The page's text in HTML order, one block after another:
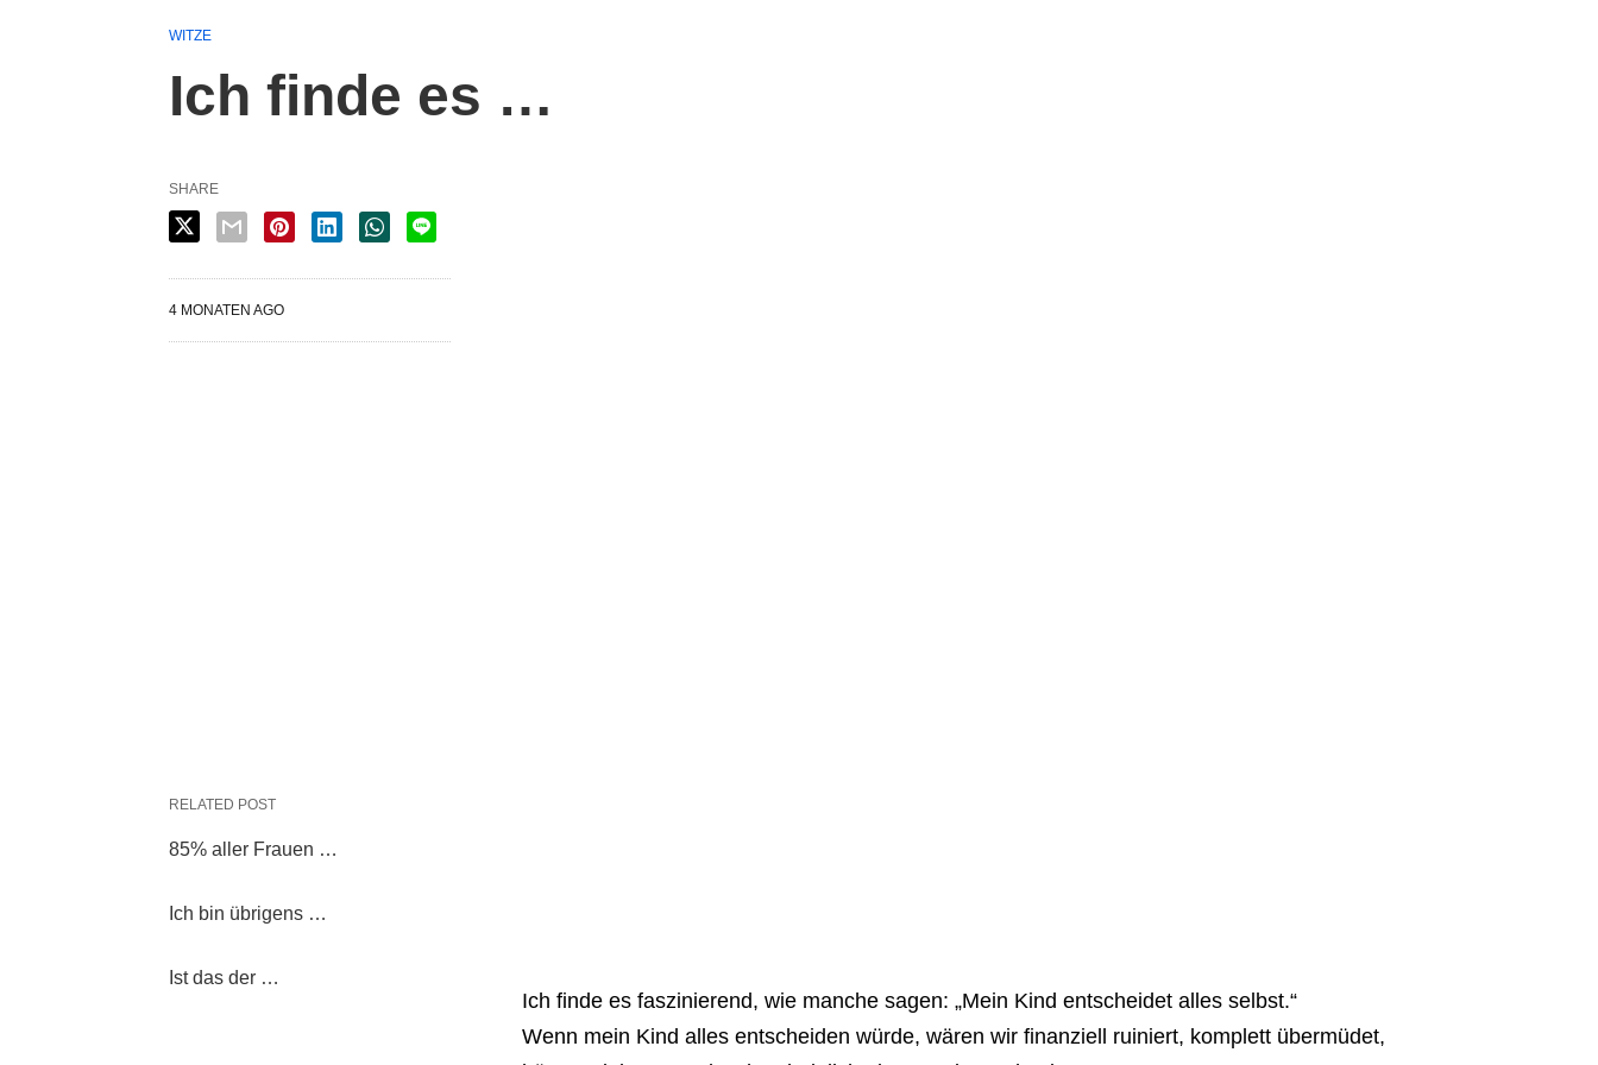
WITZE
Ich finde es …
Ich finde es faszinierend, wie manche sagen: „Mein Kind entscheidet alles selbst.“
Wenn mein Kind alles entscheiden würde, wären wir finanziell ruiniert, komplett übermüdet,
SHARE
4 MONATEN AGO
RELATED POST
85% aller Frauen …
Ich bin übrigens …
Ist das der …